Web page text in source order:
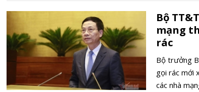
Bộ
mạng
rác
Bộ trưởng
gọi rác mới
các nhà